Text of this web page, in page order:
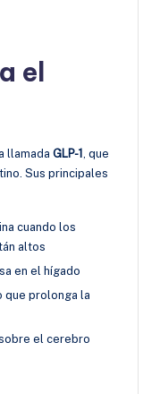
el
llamada GLP-1 , que
Sus principales
cuando los
altos
en el hígado
que prolonga la
el cerebro